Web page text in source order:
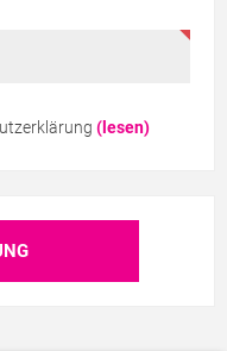
(lesen)